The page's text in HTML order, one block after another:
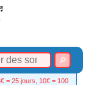
= 25 jours, 10€ = 100